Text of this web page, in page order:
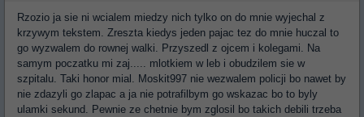
Rzozio ja sie ni wcialem miedzy nich tylko on do mnie wyjechal z
krzywym tekstem. Zreszta kiedys jeden pajac tez do mnie huczal to
go wyzwalem do rownej walki. Przyszedl z ojcem i kolegami. Na
samym poczatku mi zaj..... mlotkiem w leb i obudzilem sie w
szpitalu. Taki honor mial. Moskit997 nie wezwalem policji bo nawet by
nie zdazyli go zlapac a ja nie potrafilbym go wskazac bo to byly
ulamki sekund. Pewnie ze chetnie bym zglosil bo takich debili trzeba